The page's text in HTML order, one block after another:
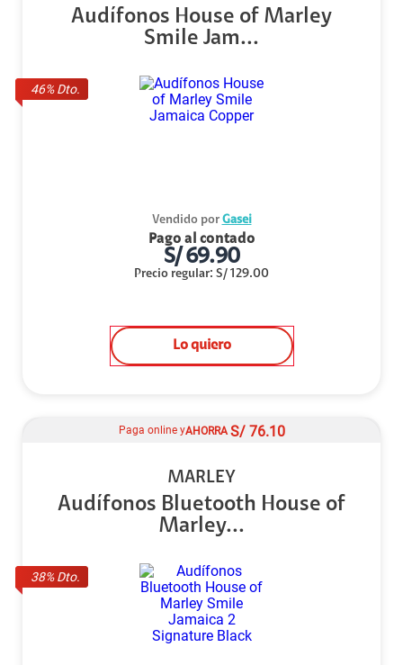
46% Dto.
Audífonos House of Marley
Smile Jam...
Vendido por Gasei
Pago al contado
S/69.90
Precio regular: S/ 129.00
Lo quiero
38% Dto.
Paga online yAHORRA S/ 76.10
MARLEY
Audífonos Bluetooth House of
Marley...